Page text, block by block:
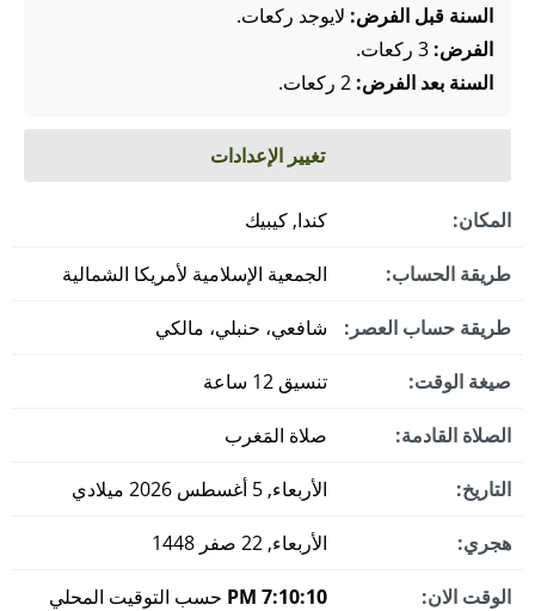
السنة قبل الفرض: لايوجد ركعات.
الفرض:
السنة بعد الفرض:
تغيير الإعدادات
المكان: كندا, كيبيك
طريقة الحساب: الجمعية الإسلامية لأمريكا الشمالية
طريقة حساب العصر: شافعي، حنبلي، مالكي
صيغة الوقت: تنسيق 12 ساعة
الصلاة القادمة: صلاة المَغرب
التاريخ: الأربعاء, 5 أغسطس 2026 ميلادي
هجري: الأربعاء, 22 صفر 1448
الوقت الان: 7:10:11 PM
حسب التوقيت المحلي